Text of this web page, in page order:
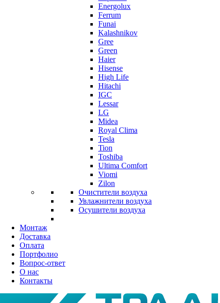
Energolux
Ferrum
Funai
Kalashnikov
Gree
Grеen
Haier
Hisense
High Life
Hitachi
IGC
Lessar
LG
Midea
Royal Clima
Tesla
Tion
Toshiba
Ultima Comfort
Viomi
Zilon
Очистители воздуха
Увлажнители воздуха
Осушители воздуха
Монтаж
Доставка
Оплата
Портфолио
Вопрос-ответ
О нас
Контакты